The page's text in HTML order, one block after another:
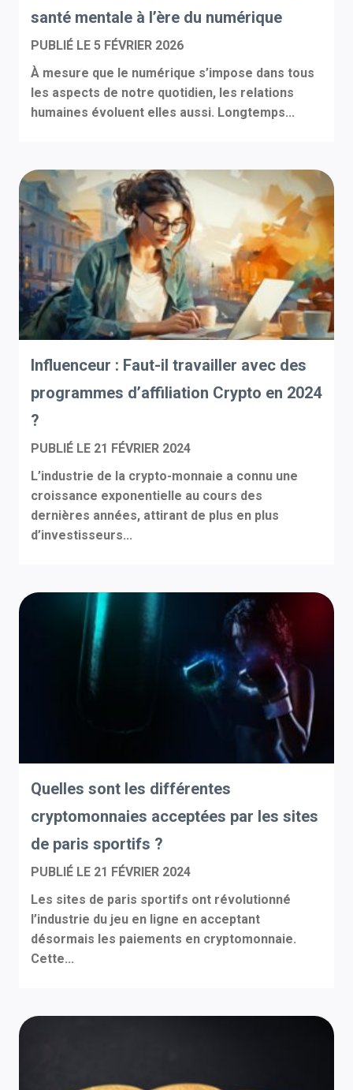
santé mentale à l’ère du numérique
PUBLIÉ LE 5 FÉVRIER 2026
À mesure que le numérique s’impose dans tous
les aspects de notre quotidien, les relations
humaines évoluent elles aussi. Longtemps...
Influenceur : Faut-il travailler avec des
programmes d’affiliation Crypto en 2024
?
PUBLIÉ LE 21 FÉVRIER 2024
L’industrie de la crypto-monnaie a connu une
croissance exponentielle au cours des
dernières années, attirant de plus en plus
d’investisseurs...
Quelles sont les différentes
cryptomonnaies acceptées par les sites
de paris sportifs ?
PUBLIÉ LE 21 FÉVRIER 2024
Les sites de paris sportifs ont révolutionné
l’industrie du jeu en ligne en acceptant
désormais les paiements en cryptomonnaie.
Cette...